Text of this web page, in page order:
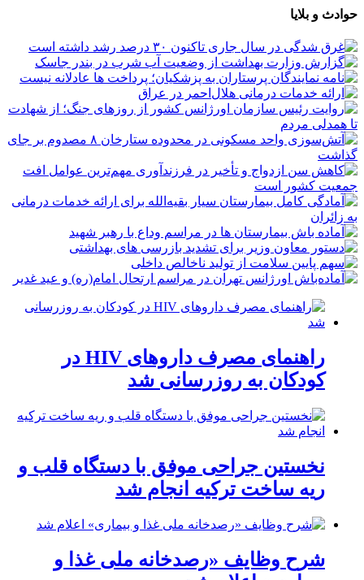
حوادث و بلایا
راهنمای مصرف داروهای HIV در
کودکان به روزرسانی شد
نخستین جراحی موفق با دستگاه قلب و
ریه ساخت ترکیه انجام شد
شرح وظایف «رصدخانه ملی غذا و